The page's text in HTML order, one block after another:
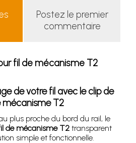
Postez le premier
commentaire
fil de mécanisme T2
de votre fil avec le clip de
mécanisme T2
plus proche du bord du rail, le
de mécanisme T2 transparent
simple et fonctionnelle.